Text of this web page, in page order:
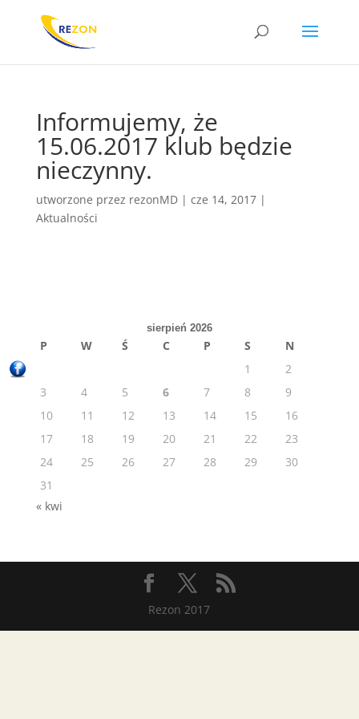
Informujemy, że
15.06.2017 klub będzie
nieczynny.
utworzone przez rezonMD| cze 14, 2017|
Aktualności
sierpień 2026
P W Ś C P S
N
1
2
3
4 5 6 7 8
9
10
11 12 13 14 15
16
17
18 19 20 21 22
23
24
25 26 27 28 29
30
31
« kwi
Rezon 2017